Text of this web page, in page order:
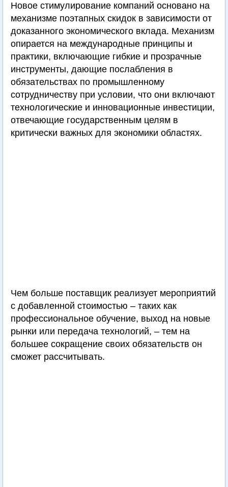
Новое стимулирование компаний основано на
механизме поэтапных скидок в зависимости от
доказанного экономического вклада. Механизм
опирается на международные принципы и
практики, включающие гибкие и прозрачные
инструменты, дающие послабления в
обязательствах по промышленному
сотрудничеству при условии, что они включают
технологические и инновационные инвестиции,
отвечающие государственным целям в
критически важных для экономики областях.
Чем больше поставщик реализует мероприятий
с добавленной стоимостью – таких как
профессиональное обучение, выход на новые
рынки или передача технологий, – тем на
большее сокращение своих обязательств он
сможет рассчитывать.